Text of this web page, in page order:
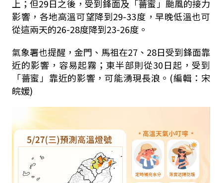
上；但29日之後，受到鋒面及「薔蜜」颱風的接力
影響，各地高溫可望降到29-33度，早晚低溫也可
從這兩天的26-28度降到23-26度。
氣象署也提醒，金門、馬祖在27、28日受到鋒面靠
近的影響，容易起霧；東半部則從30日起，受到
「薔蜜」靠近的影響，可能湧現長浪。(編輯：宋
皖媛)